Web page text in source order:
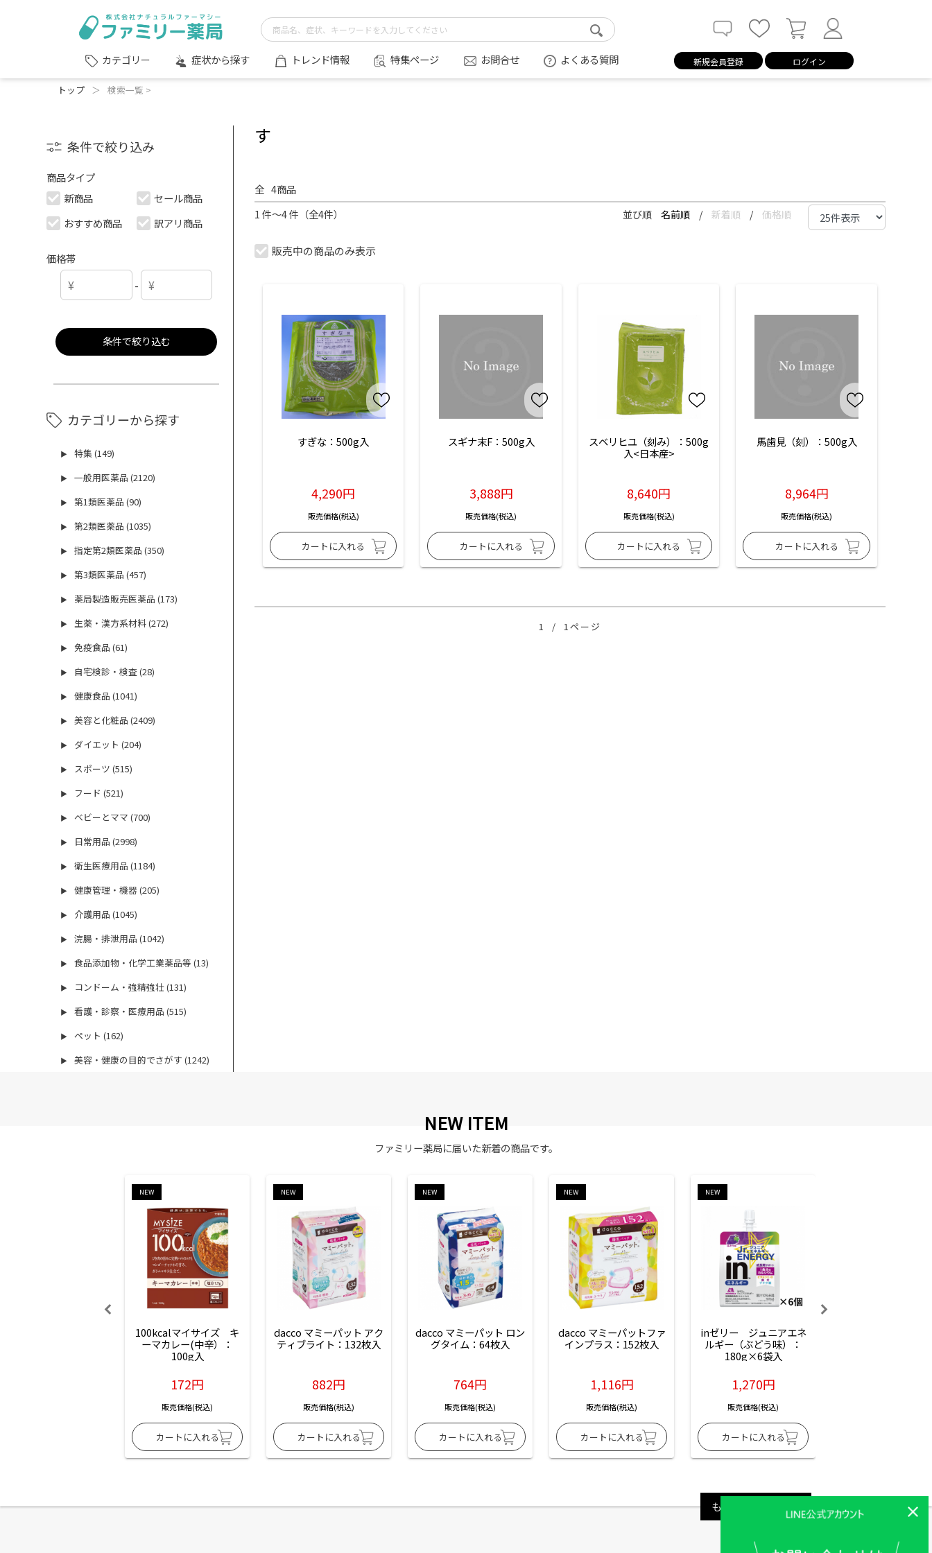
カテゴリー 症状から探す トレンド情報 特集ページ お問合せ よくある質問 新規会員登録 ログイン
トップ ＞ 検索一覧 >
条件で絞り込み
商品タイプ
新商品
セール商品
おすすめ商品
訳アリ商品
価格帯
-
条件で絞り込む
カテゴリーから探す
▶ 特集 (149)
▶ 一般用医薬品 (2120)
▶ 第1類医薬品 (90)
▶ 第2類医薬品 (1035)
▶ 指定第2類医薬品 (350)
▶ 第3類医薬品 (457)
▶ 薬局製造販売医薬品 (173)
▶ 生薬・漢方系材料 (272)
▶ 免疫食品 (61)
▶ 自宅検診・検査 (28)
▶ 健康食品 (1041)
▶ 美容と化粧品 (2409)
▶ ダイエット (204)
▶ スポーツ (515)
▶ フード (521)
▶ ベビーとママ (700)
▶ 日常用品 (2998)
▶ 衛生医療用品 (1184)
▶ 健康管理・機器 (205)
▶ 介護用品 (1045)
▶ 浣腸・排泄用品 (1042)
▶ 食品添加物・化学工業薬品等 (13)
▶ コンドーム・強精強壮 (131)
▶ 看護・診察・医療用品 (515)
▶ ペット (162)
▶ 美容・健康の目的でさがす (1242)
す
全 4商品
1 件～4 件（全4件）
並び順 名前順 / 新着順 / 価格順
販売中の商品のみ表示
すぎな：500g入
4,290円
販売価格(税込)
スギナ末F：500g入
3,888円
販売価格(税込)
スベリヒユ（刻み）：500g
入<日本産>
8,640円
販売価格(税込)
馬歯見（刻）：500g入
8,964円
販売価格(税込)
1 / 1ページ
NEW ITEM
ファミリー薬局に届いた新着の商品です。
NEW
100kcalマイサイズ　キ
ーマカレー(中辛）：
100g入
172円
販売価格(税込)
NEW
dacco マミーパット アク
ティブライト：132枚入
882円
販売価格(税込)
NEW
dacco マミーパット ロン
グタイム：64枚入
764円
販売価格(税込)
NEW
dacco マミーパットファ
インプラス：152枚入
1,116円
販売価格(税込)
NEW
inゼリー　ジュニアエネ
ルギー（ぶどう味）：
180g×6袋入
1,270円
販売価格(税込)
もっと見る